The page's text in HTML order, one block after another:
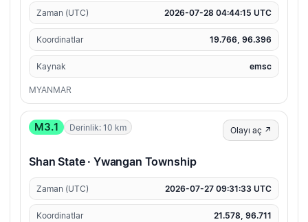
Zaman (UTC) 2026-07-28 04:44:15 UTC
Koordinatlar 19.766, 96.396
Kaynak emsc
MYANMAR
M3.1 Derinlik: 10 km Olayı aç ↗
Shan State · Ywangan Township
Zaman (UTC) 2026-07-27 09:31:33 UTC
Koordinatlar 21.578, 96.711